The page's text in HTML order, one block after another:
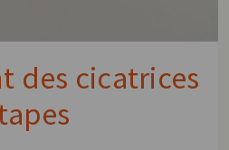
des cicatrices